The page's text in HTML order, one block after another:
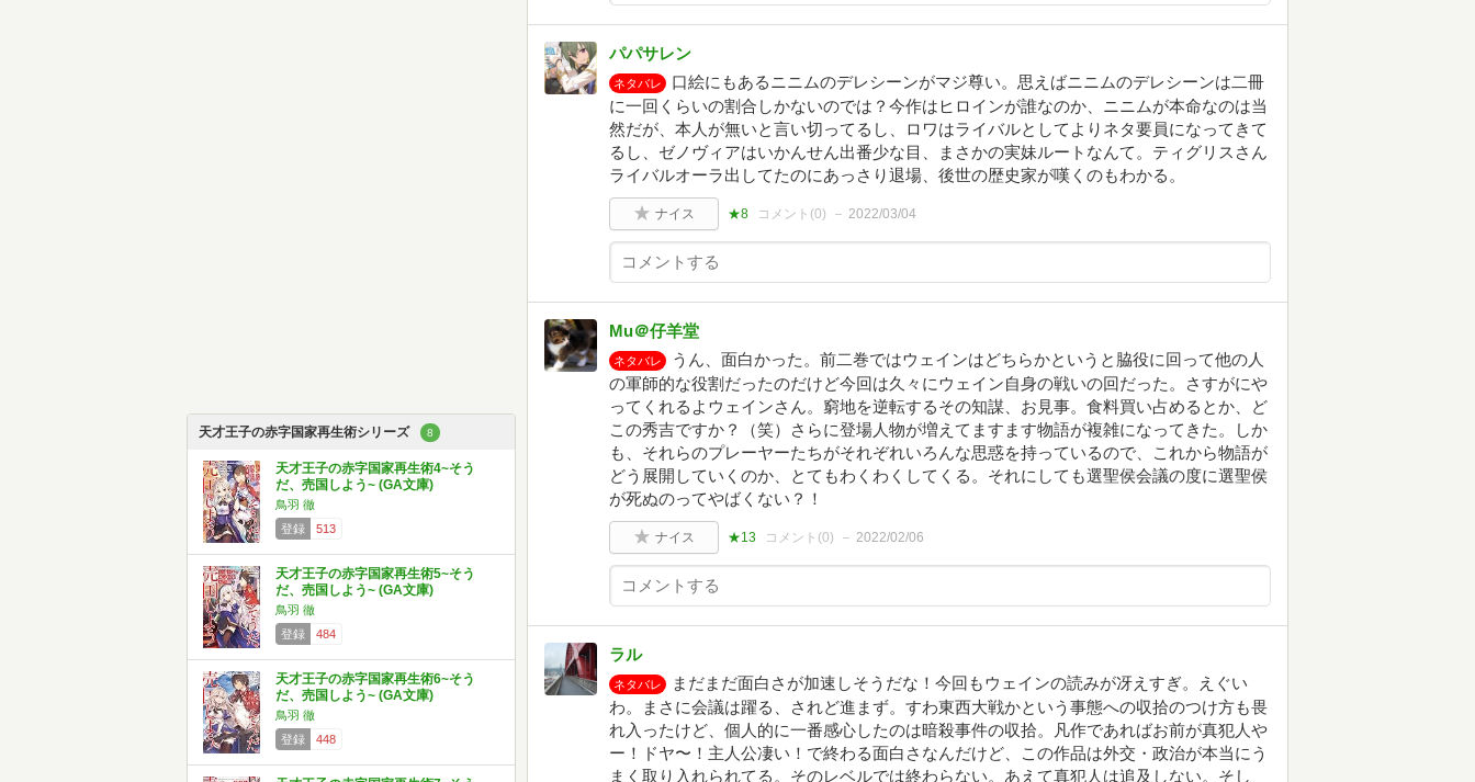
天才王子の赤字国家再生術シリーズ 8
天才王子の赤字国家再生術4~そう
だ、売国しよう~ (GA文庫)
鳥羽 徹
登録
513
天才王子の赤字国家再生術5~そう
だ、売国しよう~ (GA文庫)
鳥羽 徹
登録
484
天才王子の赤字国家再生術6~そう
だ、売国しよう~ (GA文庫)
鳥羽 徹
登録
448
パパサレン
ネタバレ
口絵にもあるニニムのデレシーンがマジ尊い。思えばニニムのデレシーンは二冊
に一回くらいの割合しかないのでは？今作はヒロインが誰なのか、ニニムが本命なのは当
然だが、本人が無いと言い切ってるし、ロワはライバルとしてよりネタ要員になってきて
るし、ゼノヴィアはいかんせん出番少な目、まさかの実妹ルートなんて。ティグリスさん
ライバルオーラ出してたのにあっさり退場、後世の歴史家が嘆くのもわかる。
ナイス ★8 コメント(0) 2022/03/04
Mu＠仔羊堂
ネタバレ
うん、面白かった。前二巻ではウェインはどちらかというと脇役に回って他の人
の軍師的な役割だったのだけど今回は久々にウェイン自身の戦いの回だった。さすがにや
ってくれるよウェインさん。窮地を逆転するその知謀、お見事。食料買い占めるとか、ど
この秀吉ですか？（笑）さらに登場人物が増えてますます物語が複雑になってきた。しか
も、それらのプレーヤーたちがそれぞれいろんな思惑を持っているので、これから物語が
どう展開していくのか、とてもわくわくしてくる。それにしても選聖侯会議の度に選聖侯
が死ぬのってやばくない？！
ナイス ★13 コメント(0) 2022/02/06
ラル
ネタバレ
まだまだ面白さが加速しそうだな！今回もウェインの読みが冴えすぎ。えぐい
わ。まさに会議は躍る、されど進まず。すわ東西大戦かという事態への収拾のつけ方も畏
れ入ったけど、個人的に一番感心したのは暗殺事件の収拾。凡作であればお前が真犯人や
ー！ドヤ〜！主人公凄い！で終わる面白さなんだけど、この作品は外交・政治が本当にう
まく取り入れられてる。そのレベルでは終わらない。あえて真犯人は追及しない。そし